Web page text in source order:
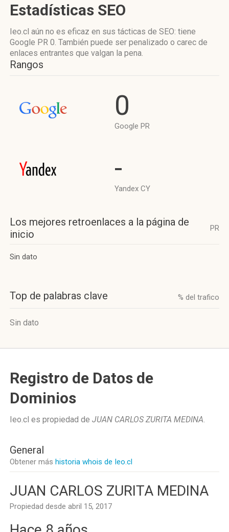
Estadísticas SEO
Ieo.cl aún no es eficaz en sus tácticas de SEO: tiene
Google PR 0. También puede ser penalizado o carec de
enlaces entrantes que valgan la pena.
Rangos
0
Google PR
-
Yandex CY
Los mejores retroenlaces a la página de
inicio
PR
Sin dato
Top de palabras clave % del trafico
Sin dato
Registro de Datos de
Dominios
Ieo.cl es propiedad de JUAN CARLOS ZURITA MEDINA.
General
Obtener más historia whois de Ieo.cl
JUAN CARLOS ZURITA MEDINA
Propiedad desde abril 15, 2017